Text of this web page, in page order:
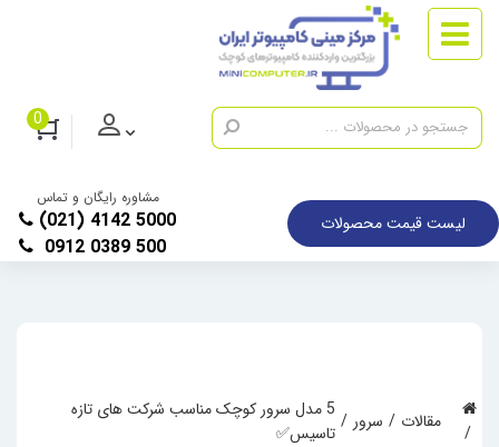
0
لیست قیمت محصولات
مشاوره رایگان و تماس
(021) 4142 5000
0912 0389 500
مقالات سرور
5 مدل سرور کوچک مناسب شرکت های تازه
تاسیس✅